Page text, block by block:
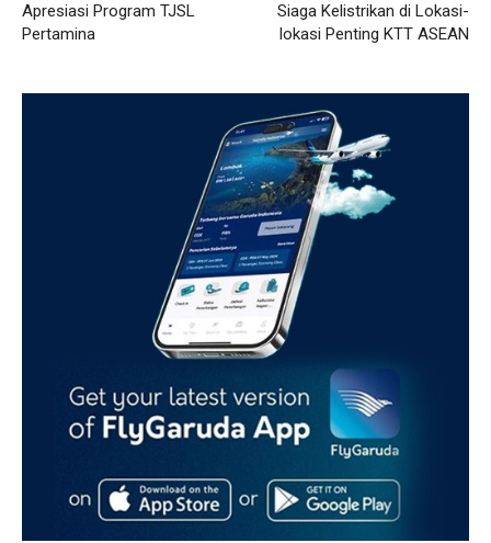
Apresiasi Program TJSL
Pertamina
Siaga Kelistrikan di Lokasi-
lokasi Penting KTT ASEAN